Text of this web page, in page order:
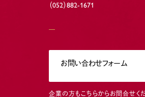
（052）882-1671
お問い合わせフォーム
企業の方もこちらからお問合せく